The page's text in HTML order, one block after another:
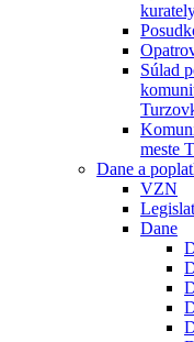
Súlad
meste
Dane a
VZN
Dane